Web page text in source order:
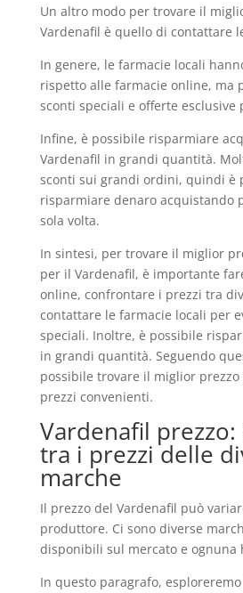
Un altro modo per trovare il
Vardenafil è quello di contattare
In genere, le farmacie locali
rispetto alle farmacie online, ma
sconti speciali e offerte esclusive
Infine, è possibile risparmiare
Vardenafil in grandi quantità.
sconti sui grandi ordini, quindi è
risparmiare denaro acquistando
sola volta.
In sintesi, per trovare il miglior
per il Vardenafil, è importante
online, confrontare i prezzi tra
contattare le farmacie locali per
speciali. Inoltre, è possibile
in grandi quantità. Seguendo
possibile trovare il miglior
prezzi convenienti.
Vardenafil
tra i prezzi delle
marche
Il prezzo del Vardenafil può
produttore. Ci sono diverse
disponibili sul mercato e ognuna
In questo paragrafo,